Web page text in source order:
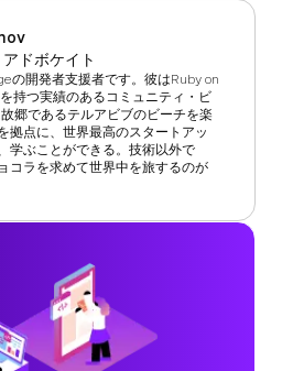
ドボケイト
の開発者支援者です。彼はRuby on
持つ実績のあるコミュニティ・ビ
郷であるテルアビブのビーチを楽
拠点に、世界最高のスタートアッ
学ぶことができる。技術以外で
コラを求めて世界中を旅するのが